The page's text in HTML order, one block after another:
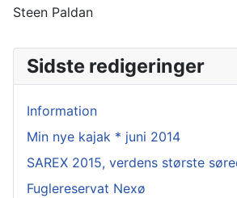
Steen Paldan
Sidste redigeringer
Information
Min nye kajak * juni 2014
SAREX 2015, verdens største
Fuglereservat Nexø